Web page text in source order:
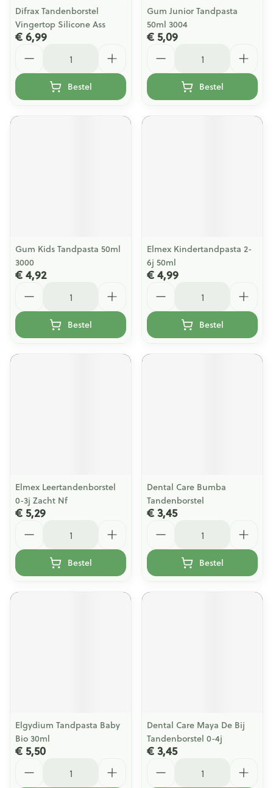
Difrax Tandenborstel
Vingertop Silicone Ass
€ 6,99
Bestel
Gum Junior Tandpasta
50ml 3004
€ 5,09
Bestel
Gum Kids Tandpasta 50ml
3000
€ 4,92
Bestel
Elmex Kindertandpasta 2-
6j 50ml
€ 4,99
Bestel
Elmex Leertandenborstel
0-3j Zacht Nf
€ 5,29
Bestel
Dental Care Bumba
Tandenborstel
€ 3,45
Bestel
Elgydium Tandpasta Baby
Bio 30ml
€ 5,50
Dental Care Maya De Bij
Tandenborstel 0-4j
€ 3,45